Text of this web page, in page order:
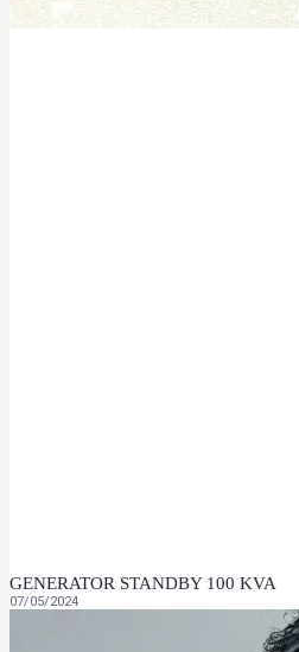
GENERATOR STANDBY 100 KVA
07/05/2024